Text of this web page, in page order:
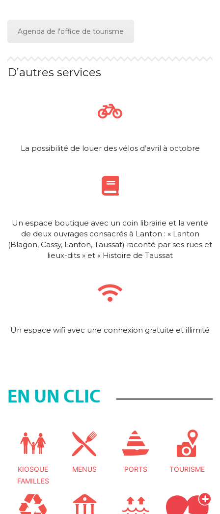
Agenda de l'office de tourisme
D’autres services
La possibilité de louer des vélos d’avril à octobre
Un espace boutique avec un coin librairie et la vente
de deux ouvrages consacrés à Lanton : « Lanton
(Blagon, Cassy, Lanton, Taussat) raconté par ses rues et
lieux-dits » et « Histoire de Taussat
Un espace wifi avec une connexion gratuite et illimité
EN UN CLIC
KIOSQUE
FAMILLES
MENUS PORTS TOURISME